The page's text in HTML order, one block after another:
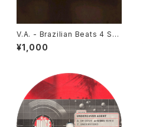
V.A. - Brazilian Beats 4 Sa
mpler [Mr Bongo / 2003]
¥1,000